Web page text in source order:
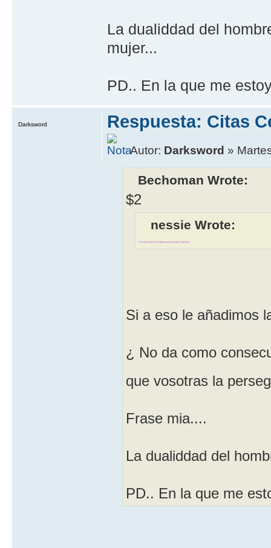
La dualiddad del
mujer...
PD.. En la que me
Respuesta: Citas
Autor: Darksword »
Bechoman Wrote:
$2
nessie Wrote:
La batalla contra las mujeres se gana huyendo. Napoleón
Si a eso le añadimos
¿ No da como
que vosotras la
Frase mia....
La dualiddad del
PD.. En la que me
Darksword